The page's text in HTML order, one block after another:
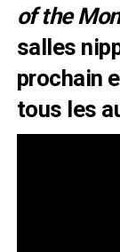
of the
salles
prochain
tous les